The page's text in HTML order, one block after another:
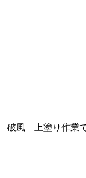
破風 上塗り作業で